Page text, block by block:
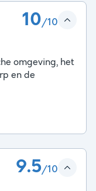
10/10
omgeving, het
en de
9.5/10